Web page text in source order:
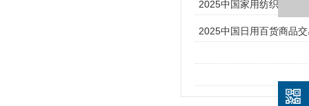
2025中国家用纺织/交易
2025中国日用百货商品